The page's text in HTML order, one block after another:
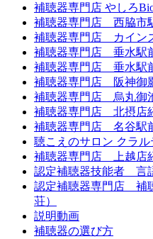
補聴器専門店 やしろ
補聴器専門店 西脇市
補聴器専門店 カイン
補聴器専門店 垂水駅
補聴器専門店 垂水駅
補聴器専門店 阪神御
補聴器専門店 烏丸御
補聴器専門店 北摂店
補聴器専門店 名谷駅
聴こえのサロン クラル
補聴器専門店 上越店
認定補聴器技能者 言
認定補聴器専門店 補
荘）
説明動画
補聴器の選び方